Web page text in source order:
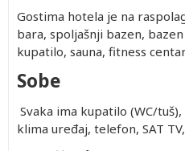
Gostima hotela je na
bara, spoljašnji bazen,
kupatilo, sauna, fitness
Sobe
Svaka ima kupatilo (WC/
klima uređaj, telefon, SAT